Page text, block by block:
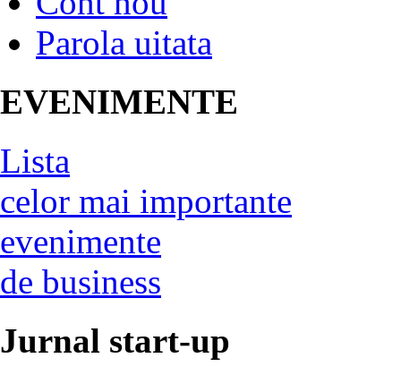
Parola uitata
EVENIMENTE
Lista
celor mai importante
evenimente
de business
Jurnal start-up